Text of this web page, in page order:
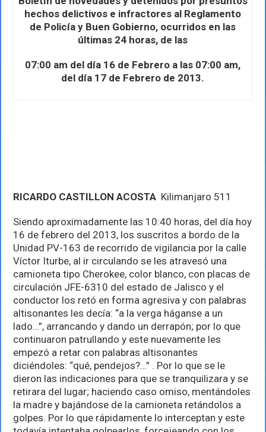
febrero
hechos delictivos e infractores al Reglamento
de Policía y Buen Gobierno, ocurridos en las
últimas 24 horas, de las
07:00 am del día 16 de Febrero a las 07:00 am,
del día 17 de Febrero de 2013.
RICARDO CASTILLON ACOSTA Kilimanjaro 511
Siendo aproximadamente las 10:40 horas, del día hoy
16 de febrero del 2013, los suscritos a bordo de la
Unidad PV-163 de recorrido de vigilancia por la calle
Víctor Iturbe, al ir circulando se les atravesó una
camioneta tipo Cherokee, color blanco, con placas de
circulación JFE-6310 del estado de Jalisco y el
conductor los retó en forma agresiva y con palabras
altisonantes les decía: “a la verga háganse a un
lado…”, arrancando y dando un derrapón; por lo que
continuaron patrullando y este nuevamente les
empezó a retar con palabras altisonantes
diciéndoles: “qué, pendejos?…” . Por lo que se le
dieron las indicaciones para que se tranquilizara y se
retirara del lugar; haciendo caso omiso, mentándoles
la madre y bajándose de la camioneta retándolos a
golpes. Por lo que rápidamente lo interceptan y este